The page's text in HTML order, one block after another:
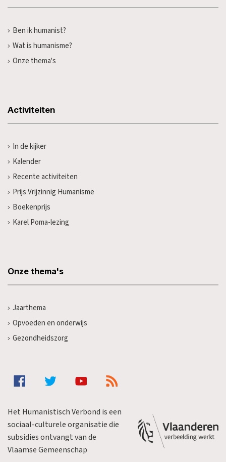
Ben ik humanist?
Wat is humanisme?
Onze thema's
Activiteiten
In de kijker
Kalender
Recente activiteiten
Prijs Vrijzinnig Humanisme
Boekenprijs
Karel Poma-lezing
Onze thema's
Jaarthema
Opvoeden en onderwijs
Gezondheidszorg
Het Humanistisch Verbond is een
sociaal-culturele organisatie die
subsidies ontvangt van de
Vlaamse Gemeenschap